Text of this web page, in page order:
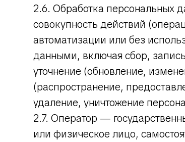
2.6. Обработка персональных
совокупность действий
автоматизации или без
данными, включая сбор,
уточнение (обновление,
(распространение,
удаление, уничтожение
2.7. Оператор —
или физическое лицо,